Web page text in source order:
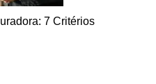
7 Critérios